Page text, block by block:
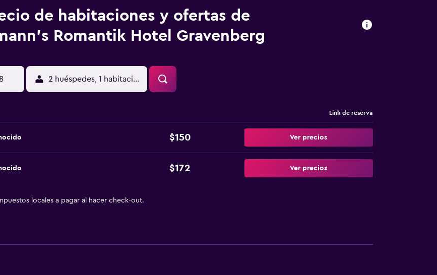
de habitaciones y ofertas de
Romantik Hotel Gravenberg
2 huéspedes, 1 habitación
Link de reserva
$150 Ver precios
$172 Ver precios
locales a pagar al hacer check-out.